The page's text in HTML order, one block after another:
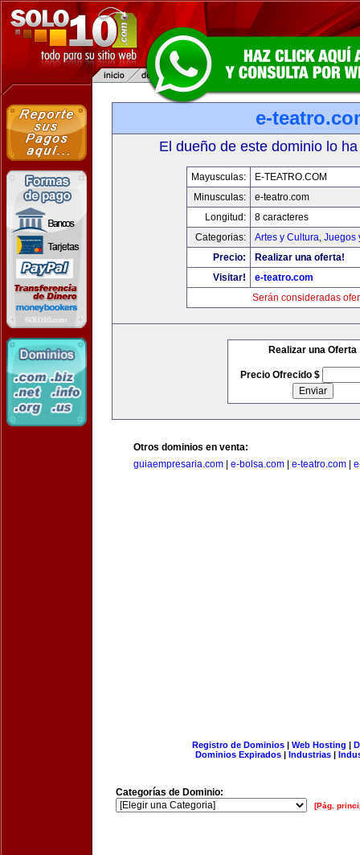
e-
El dueño de este dominio lo
Mayusculas:
E-TEATRO.COM
Minusculas:
e-teatro.com
Longitud:
8 caracteres
Categorias:
Artes y Cultura, Juegos
Precio:
Realizar una oferta!
Visitar!
e-teatro.com
Serán consideradas
Realizar una Oferta
Precio Ofrecido $
Otros dominios en venta:
guiaempresaria.com
e-bolsa.com e-teatro.com
Registro de Dominios| Web Hosting |
Dominios Expirados | Industrias |
Categorías de Dominio:
[Pág.